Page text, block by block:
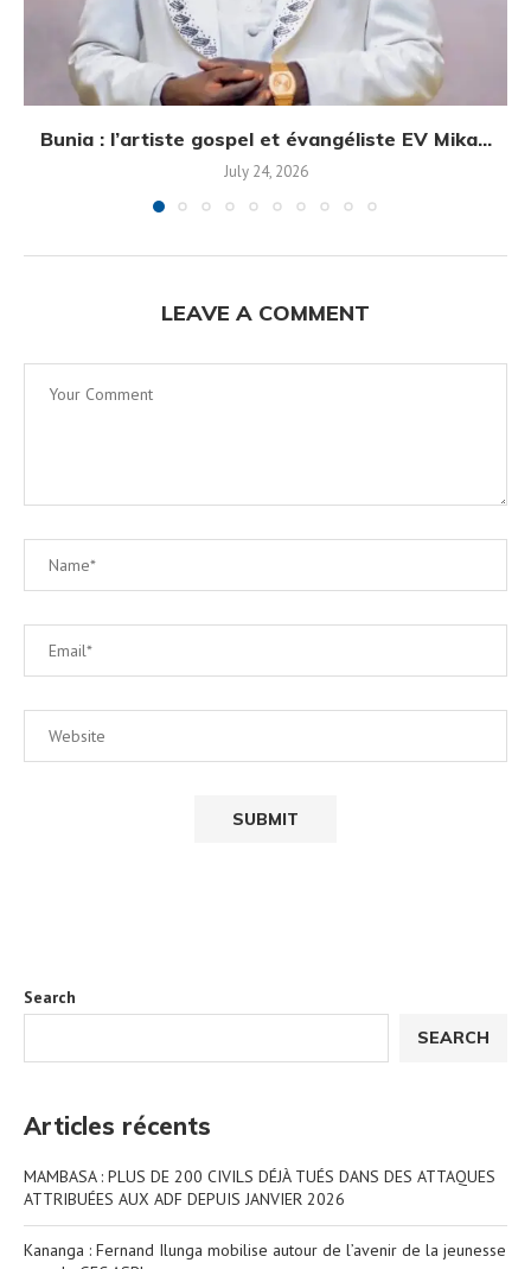
Bunia : l’artiste gospel et évangéliste EV Mika...
July 24, 2026
LEAVE A COMMENT
Search
SEARCH
Articles récents
MAMBASA : PLUS DE 200 CIVILS DÉJÀ TUÉS DANS DES ATTAQUES
ATTRIBUÉES AUX ADF DEPUIS JANVIER 2026
Kananga : Fernand Ilunga mobilise autour de l’avenir de la jeunesse